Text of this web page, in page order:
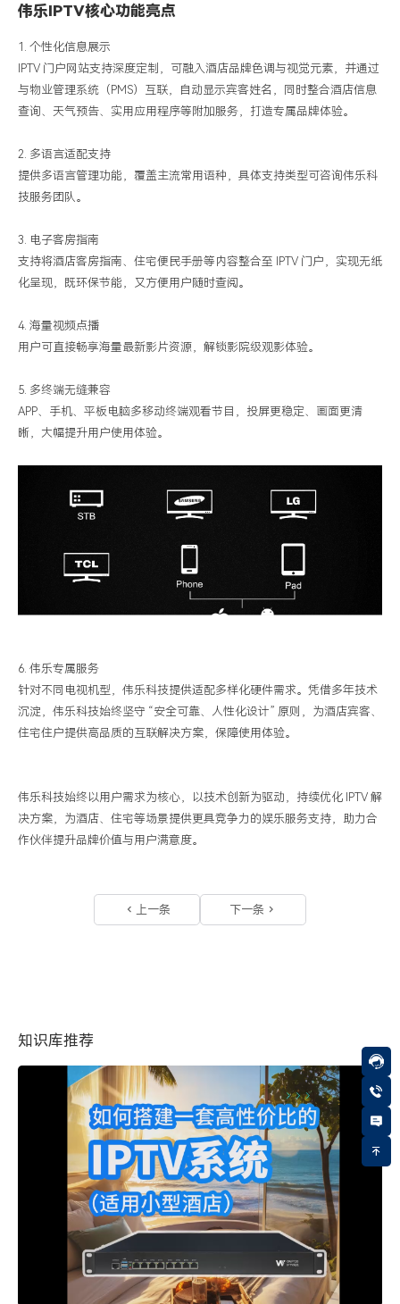
伟乐IPTV核心功能亮点
1. 个性化信息展示
IPTV 门户网站支持深度定制，可融入酒店品牌色调与视觉元素，并通过
与物业管理系统（ PMS）互联，自动显示宾客姓名，同时整合酒店信息
查询、天气预告、实用应用程序等附加服务，打造专属品牌体验。
2. 多语言适配支持
提供多语言管理功能，覆盖主流常用语种，具体支持类型可咨询伟乐科
技服务团队。
3. 电子客房指南
支持将酒店客房指南、住宅便民手册等内容整合至 IPTV 门户，实现无纸
化呈现，既环保节能，又方便用户随时查阅。
4. 海量视频点播
用户可直接畅享海量最新影片资源，解锁影院级观影体验。
5. 多终端无缝兼容
APP、手机、平板电脑多移动终端观看节目， 投屏更稳定、画面更清
晰，大幅提升用户使用体验。
6. 伟乐专属服务
针对不同电视机型，伟乐科技提供适配多样化硬件需求。凭借多年技术
沉淀，伟乐科技始终坚守 “安全可靠、人性化设计” 原则，为酒店宾客、
住宅住户提供高品质的互联解决方案，保障使用体验。
伟乐科技始终以用户需求为核心，以技术创新为驱动，持续优化 IPTV 解
决方案，为酒店、住宅等场景提供更具竞争力的娱乐服务支持，助力合
作伙伴提升品牌价值与用户满意度。
上一条 下一条
知识库推荐